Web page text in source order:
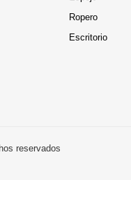
Ropero
Escritorio
reservados